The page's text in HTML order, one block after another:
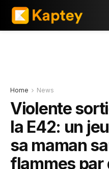
Home News
Violente
la E42: un
sa maman
flammes par